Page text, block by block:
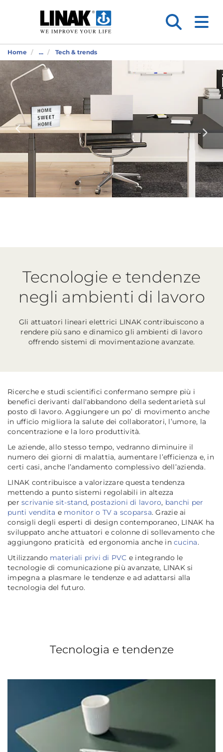
Home ... Tech & trends
Tecnologie e tendenze
negli ambienti di lavoro
Gli attuatori lineari elettrici LINAK contribuiscono a
rendere più sano e dinamico gli ambienti di lavoro
offrendo sistemi di movimentazione avanzate.
Ricerche e studi scientifici confermano sempre più i
benefici derivanti dall'abbandono della sedentarietà sul
posto di lavoro. Aggiungere un po’ di movimento anche
in ufficio migliora la salute dei collaboratori, l’umore, la
concentrazione e la loro produttività.
Le aziende, allo stesso tempo, vedranno diminuire il
numero dei giorni di malattia, aumentare l’efficienza e, in
certi casi, anche l’andamento complessivo dell’azienda.
LINAK contribuisce a valorizzare questa tendenza
mettendo a punto sistemi regolabili in altezza
per scrivanie sit-stand, postazioni di lavoro, banchi per
punti vendita e monitor o TV a scoparsa. Grazie ai
consigli degli esperti di design contemporaneo, LINAK ha
sviluppato anche attuatori e colonne di sollevamento che
aggiungono praticità ed ergonomia anche in cucina.
Utilizzando materiali privi di PVC e integrando le
tecnologie di comunicazione più avanzate, LINAK si
impegna a plasmare le tendenze e ad adattarsi alla
tecnologia del futuro.
Tecnologia e tendenze